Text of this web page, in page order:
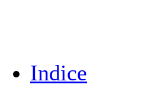
Indice